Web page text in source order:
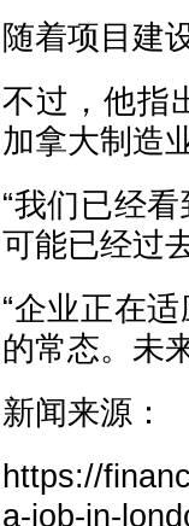
随着项目建
不过，他指
加拿大制造
“我们已经
可能已经过
“企业正在
的常态。未
新闻来源：
https://
a-job-in-